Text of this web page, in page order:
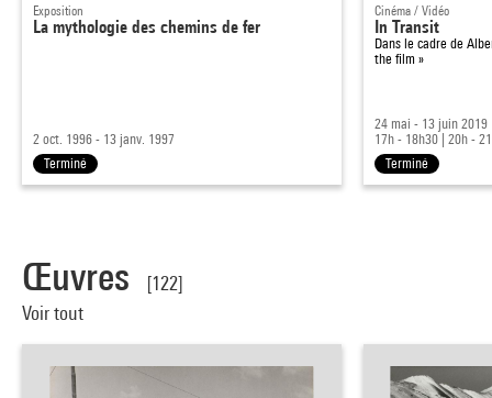
Exposition
La mythologie des chemins de fer
2 oct. 1996 - 13 janv. 1997
Terminé
Cinéma / Vidéo
In Transit
Dans le cadre de
the film »
24 mai - 13 juin 2019
17h - 18h30 |20h -
Terminé
Œuvres
[122]
Voir tout